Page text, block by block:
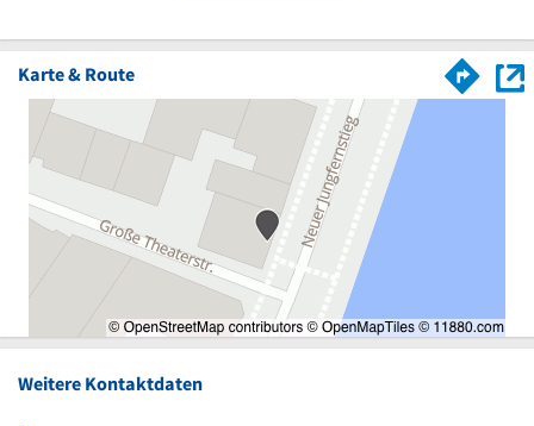
Karte & Route
Weitere Kontaktdaten